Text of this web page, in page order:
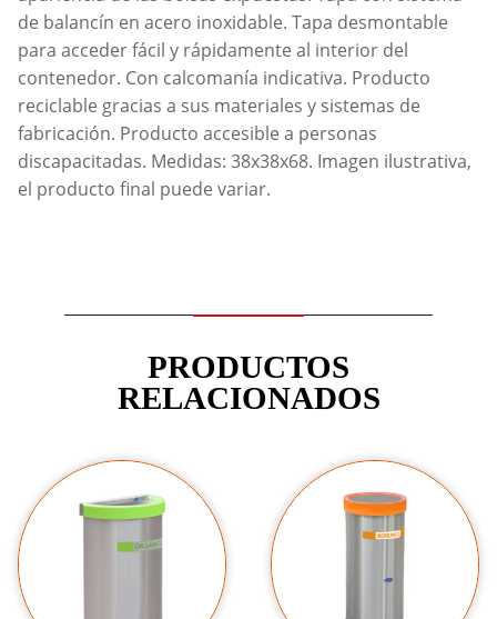
de balancín en acero inoxidable. Tapa desmontable
para acceder fácil y rápidamente al interior del
contenedor. Con calcomanía indicativa. Producto
reciclable gracias a sus materiales y sistemas de
fabricación. Producto accesible a personas
discapacitadas. Medidas: 38x38x68. Imagen ilustrativa,
el producto final puede variar.
PRODUCTOS
RELACIONADOS